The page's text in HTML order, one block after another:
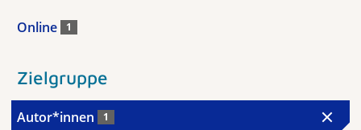
Online 1
Zielgruppe
Autor*innen 1